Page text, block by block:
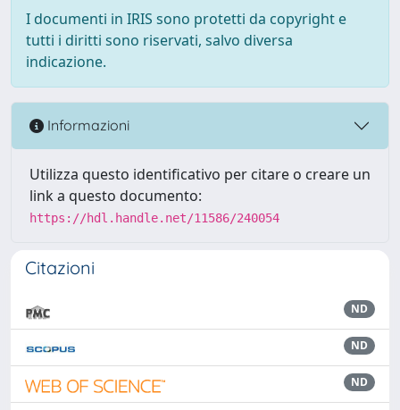
I documenti in IRIS sono protetti da copyright e
tutti i diritti sono riservati, salvo diversa
indicazione.
Informazioni
Utilizza questo identificativo per citare o creare un
link a questo documento:
https://hdl.handle.net/11586/240054
Citazioni
ND
ND
ND